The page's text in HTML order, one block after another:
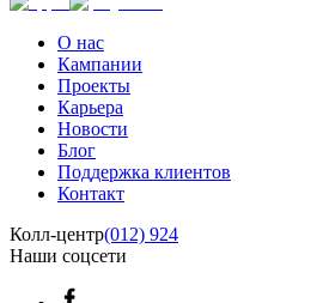
О нас
Кампании
Проекты
Карьера
Новости
Блог
Поддержка клиентов
Контакт
Колл-центр(012) 924
Наши соцсети